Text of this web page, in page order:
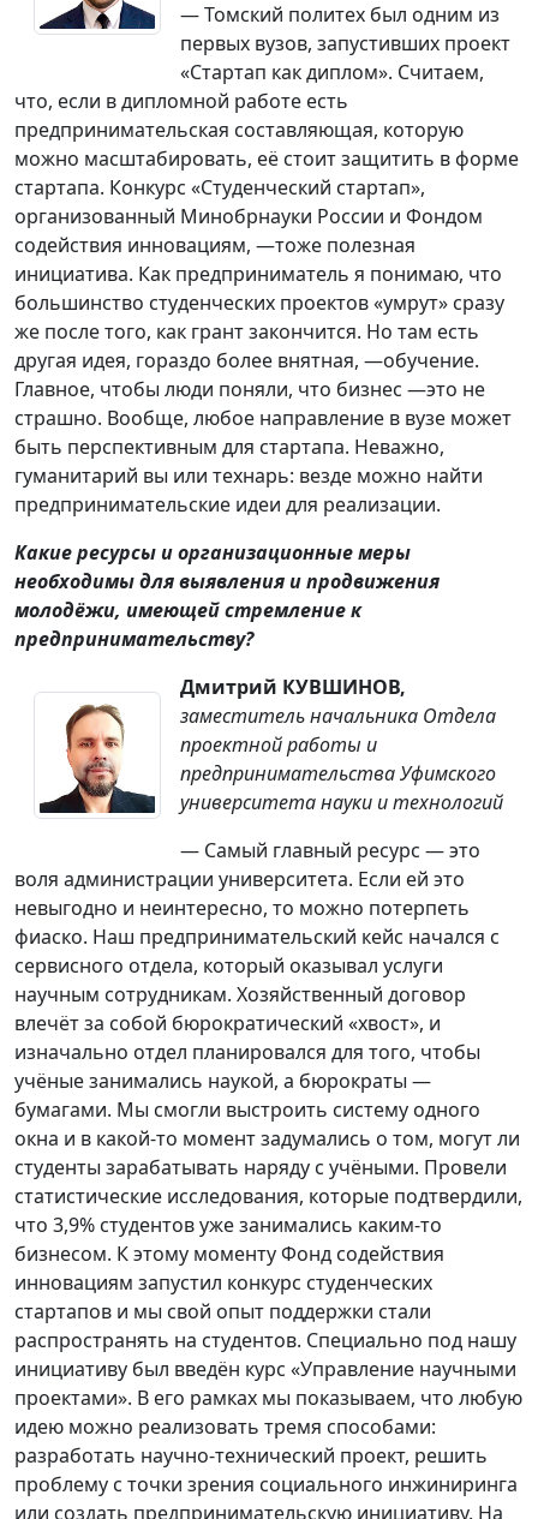
— Томский политех был одним из
первых вузов, запустивших проект
«Стартап как диплом». Считаем,
что, если в дипломной работе есть
предпринимательская составляющая, которую
можно масштабировать, её стоит защитить в форме
стартапа. Конкурс «Студенческий стартап»,
организованный Минобрнауки России и Фондом
содействия инновациям, —тоже полезная
инициатива. Как предприниматель я понимаю, что
большинство студенческих проектов «умрут» сразу
же после того, как грант закончится. Но там есть
другая идея, гораздо более внятная, —обучение.
Главное, чтобы люди поняли, что бизнес —это не
страшно. Вообще, любое направление в вузе может
быть перспективным для стартапа. Неважно,
гуманитарий вы или технарь: везде можно найти
предпринимательские идеи для реализации.
Какие ресурсы и организационные меры
необходимы для выявления и продвижения
молодёжи, имеющей стремление к
предпринимательству?
Дмитрий КУВШИНОВ,
заместитель начальника Отдела
проектной работы и
предпринимательства Уфимского
университета науки и технологий
— Самый главный ресурс — это
воля администрации университета. Если ей это
невыгодно и неинтересно, то можно потерпеть
фиаско. Наш предпринимательский кейс начался с
сервисного отдела, который оказывал услуги
научным сотрудникам. Хозяйственный договор
влечёт за собой бюрократический «хвост», и
изначально отдел планировался для того, чтобы
учёные занимались наукой, а бюрократы —
бумагами. Мы смогли выстроить систему одного
окна и в какой-то момент задумались о том, могут ли
студенты зарабатывать наряду с учёными. Провели
статистические исследования, которые подтвердили,
что 3,9% студентов уже занимались каким-то
бизнесом. К этому моменту Фонд содействия
инновациям запустил конкурс студенческих
стартапов и мы свой опыт поддержки стали
распространять на студентов. Специально под нашу
инициативу был введён курс «Управление научными
проектами». В его рамках мы показываем, что любую
идею можно реализовать тремя способами:
разработать научно-технический проект, решить
проблему с точки зрения социального инжиниринга
или создать предпринимательскую инициативу. На